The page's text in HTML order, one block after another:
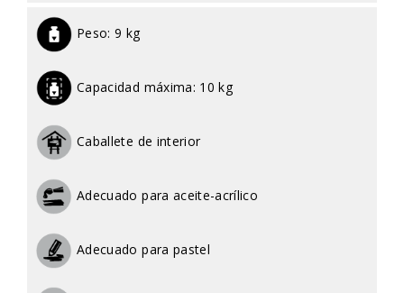
Peso:9 kg
Capacidad máxima: 10 kg
Caballete de interior
Adecuado para aceite-acrílico
Adecuado para pastel